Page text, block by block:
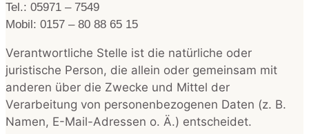
Tel.: 05971 – 7549
Mobil: 0157 – 80 88 65 15
Verantwortliche Stelle ist die natürliche oder
juristische Person, die allein oder gemeinsam mit
anderen über die Zwecke und Mittel der
Verarbeitung von personenbezogenen Daten (z. B.
Namen, E-Mail-Adressen o. Ä.) entscheidet.